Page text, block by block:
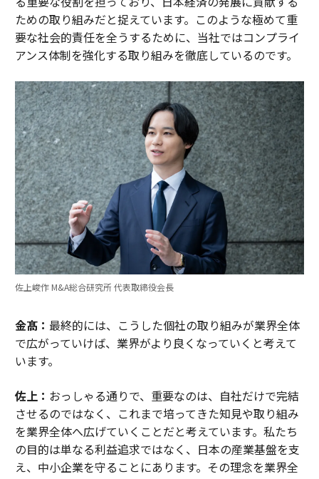
ための取り組みだと捉えています。このような極めて重
要な社会的責任を全うするために、当社ではコンプライ
アンス体制を強化する取り組みを徹底しているのです。
佐上峻作 M&A総合研究所 代表取締役会長
金髙： 最終的には、こうした個社の取り組みが業界全体
で広がっていけば、業界がより良くなっていくと考えて
います。
佐上： おっしゃる通りで、重要なのは、自社だけで完結
させるのではなく、これまで培ってきた知見や取り組み
を業界全体へ広げていくことだと考えています。私たち
の目的は単なる利益追求ではなく、日本の産業基盤を支
え、中小企業を守ることにあります。その理念を業界全